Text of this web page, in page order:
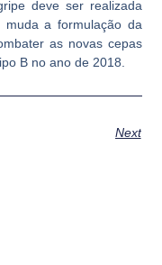
deve ser realizada
a formulação da
as novas cepas
B no ano de 2018.
Next